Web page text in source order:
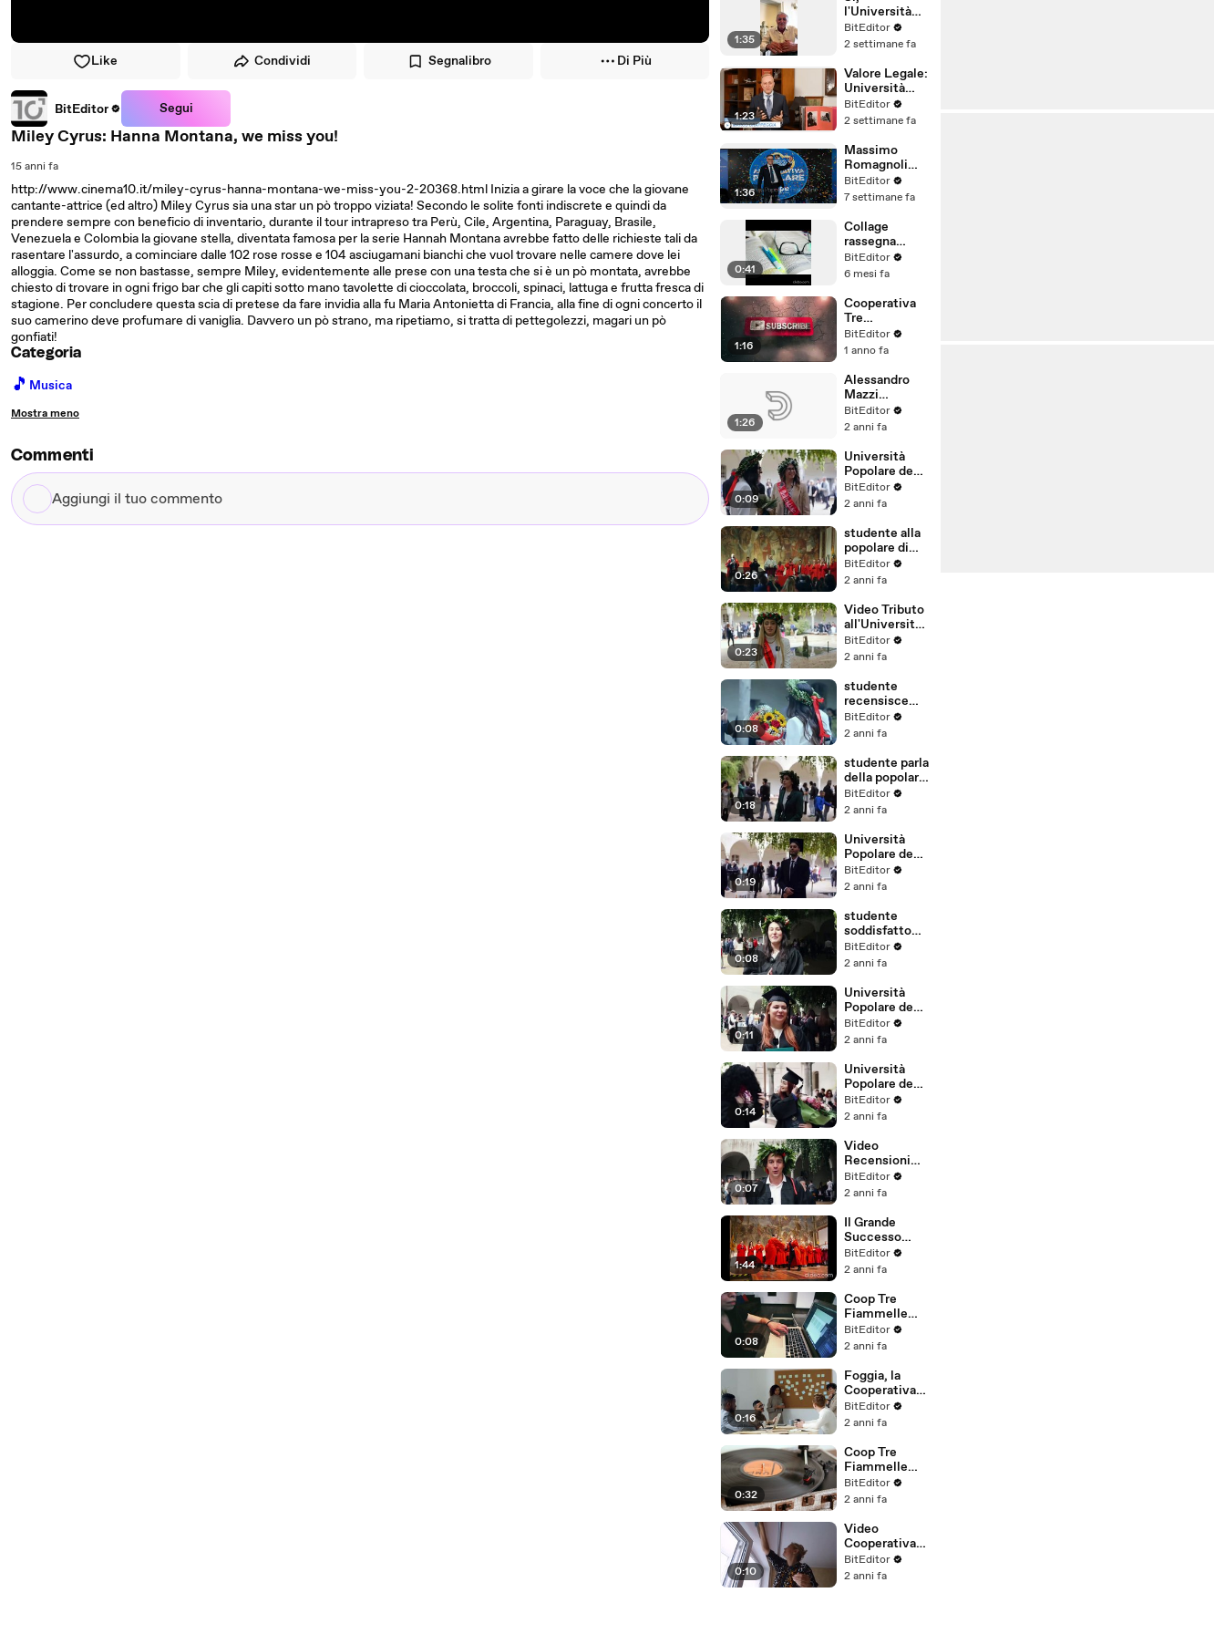
Like Condividi Segnalibro Di Più
BitEditor Segui
Miley Cyrus: Hanna Montana, we miss you!
15 anni fa
http://www.cinema10.it/miley-cyrus-hanna-montana-we-miss-you-2-20368.html Inizia a girare la voce che la giovane
cantante-attrice (ed altro) Miley Cyrus sia una star un pò troppo viziata! Secondo le solite fonti indiscrete e quindi da
prendere sempre con beneficio di inventario, durante il tour intrapreso tra Perù, Cile, Argentina, Paraguay, Brasile,
Venezuela e Colombia la giovane stella, diventata famosa per la serie Hannah Montana avrebbe fatto delle richieste tali da
rasentare l'assurdo, a cominciare dalle 102 rose rosse e 104 asciugamani bianchi che vuol trovare nelle camere dove lei
alloggia. Come se non bastasse, sempre Miley, evidentemente alle prese con una testa che si è un pò montata, avrebbe
chiesto di trovare in ogni frigo bar che gli capiti sotto mano tavolette di cioccolata, broccoli, spinaci, lattuga e frutta fresca di
stagione. Per concludere questa scia di pretese da fare invidia alla fu Maria Antonietta di Francia, alla fine di ogni concerto il
suo camerino deve profumare di vaniglia. Davvero un pò strano, ma ripetiamo, si tratta di pettegolezzi, magari un pò
gonfiati!
Categoria
🎵 Musica
Mostra meno
Commenti
Aggiungi
il
Legali
1:35
l'Università
Popolare degli
Studi di
riconosciuta
in Italia
BitEditor
2 settimane fa
1:23
Valore Legale:
Università
Popolare degli
Studi di
BitEditor
2 settimane fa
1:36
Massimo
Romagnoli
VIDEO
INTERVISTA
Popolare
Frankfurt
Giugno 2026
BitEditor
7 settimane fa
0:41
Collage
rassegna
DAVIDE
CORNALBA
LODI
BitEditor
6 mesi fa
1:16
Cooperativa
Tre
Fiammelle a
Foggia Web
BitEditor
1 anno fa
1:26
Alessandro
Mazzi
(Fincosit)
Rassegna
BitEditor
2 anni fa
0:09
Università
Popolare degli
Studi di
Milano:
recensioni in
video
BitEditor
2 anni fa
0:26
studente alla
popolare di
Milano
(Università
BitEditor
2 anni fa
0:23
Video Tributo
all'Università
Popolare degli
Studi di
BitEditor
2 anni fa
0:08
studente
recensisce
l'Università
Popolare di
BitEditor
2 anni fa
0:18
studente parla
della popolare
di Milano
BitEditor
2 anni fa
0:19
Università
Popolare degli
Studi di
Milano, un
BitEditor
2 anni fa
0:08
studente
soddisfatto
della sua
laurea
BitEditor
2 anni fa
0:11
Università
Popolare degli
Studi di
Milano
BitEditor
2 anni fa
0:14
Università
Popolare degli
studi di
milano VIDEO
BitEditor
2 anni fa
0:07
Video
Recensioni
Università
Popolare di
BitEditor
2 anni fa
1:44
Il Grande
Successo
dell'Universit
à Popolare
Milano
BitEditor
2 anni fa
0:08
Coop Tre
Fiammelle
Foggia
BitEditor
2 anni fa
0:16
Foggia, la
Cooperativa
Tre
Fiammelle
BitEditor
2 anni fa
0:32
Coop Tre
Fiammelle
Roma FG -
Foggia
BitEditor
2 anni fa
0:10
Video
Cooperativa
Tre
Fiammelle
BitEditor
2 anni fa